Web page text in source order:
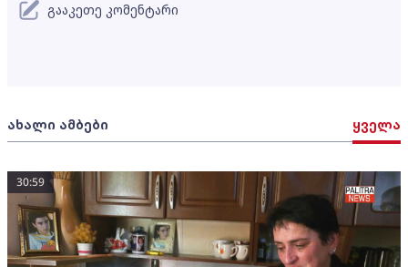
ახალი ამბები ყველა
30:59
გააკეთე კომენტარი